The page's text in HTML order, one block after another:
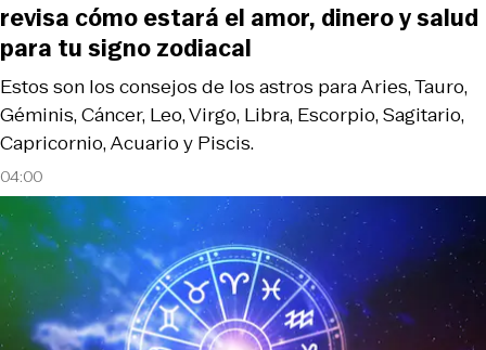
04:00
Estos son los consejos de los astros para Aries, Tauro,
Géminis, Cáncer, Leo, Virgo, Libra, Escorpio, Sagitario,
Capricornio, Acuario y Piscis.
revisa cómo estará el amor, dinero y salud
para tu signo zodiacal